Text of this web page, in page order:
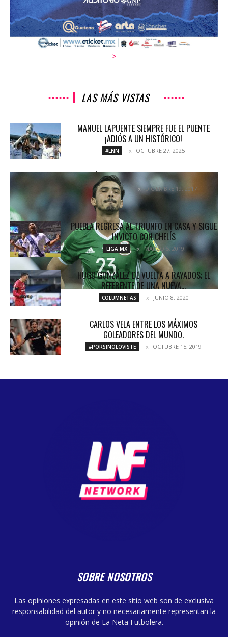
>
LAS MÁS VISTAS
MANUEL LAPUENTE SIEMPRE FUE EL PUENTE
¡ADIÓS A UN HISTÓRICO!
#LNN OCTUBRE 27, 2025
LAS VÍCTIMAS DEL ‘PACTO DE CABALLEROS’
COLUMNETAS DICIEMBRE 19, 2017
PUEBLA REGRESA AL TRIUNFO EN CASA Y SIGUE
INVICTO CON CHELÍS
LIGA MX MARZO 5, 2019
HUGO GONZÁLEZ DE VUELTA A RAYADOS; EL
REFERENTE DE UNA NUEVA...
COLUMNETAS JUNIO 8, 2020
CARLOS VELA ENTRE LOS MÁXIMOS
GOLEADORES DEL MUNDO.
#PORSINOLOVISTE OCTUBRE 15, 2019
SOBRE NOSOTROS
Las opiniones expresadas en este sitio web son de exclusiva
responsabilidad del autor y no necesariamente representan la
opinión de La Neta Futbolera.